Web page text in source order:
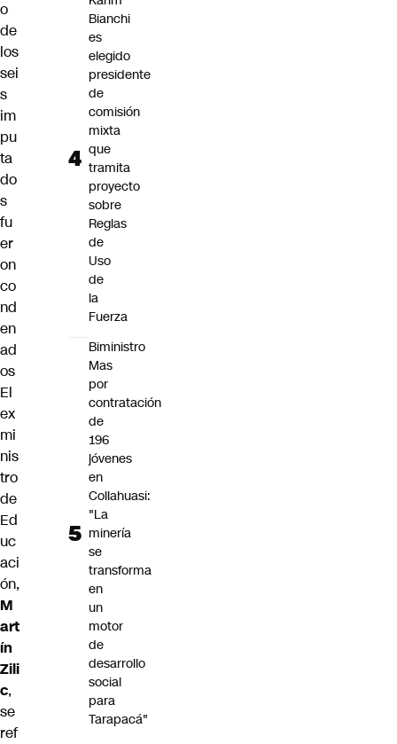
o
de
los
sei
s
im
pu
ta
do
s
fu
er
on
co
nd
en
ad
os
El
ex
mi
nis
tro
de
Ed
uc
aci
ón,
M
art
ín
Zili
c,
se
ref
Bianchi
es
elegido
presidente
de
comisión
mixta
que
tramita
proyecto
sobre
Reglas
de
Uso
de
la
Fuerza
Biministro
Mas
por
contratación
de
196
jóvenes
en
Collahuasi:
"La
minería
se
transforma
en
un
motor
de
desarrollo
social
para
Tarapacá"